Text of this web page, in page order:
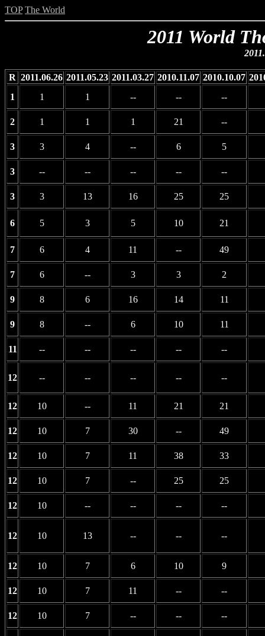
TOP The World
2011 World
R 2011.06.26 2011.05.23 2011.03.27 2010.11.07 2010.10.07
1
1 1 -- -- --
2 1 1 1 21 --
3 3 4 -- 6 5
3 -- -- -- -- --
3 3 13 16 25 25
6 5 3 5 10 21
7 6 4 11 -- 49
7 6 -- 3 3 2
9 8 6 16 14 11
9 8 -- 6 10 11
11 -- -- -- -- --
12 -- -- -- -- --
12 10 -- 11 21 21
12 10 7 30 -- 49
12 10 7 11 38 33
12 10 7 -- 25 25
12 10 -- -- -- --
12 10 13 -- -- --
12 10 7 6 10 9
12 10 7 11 -- --
12 10 7 -- -- --